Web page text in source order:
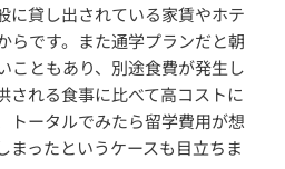
に貸し出されている家賃やホテ
らです。また通学プランだと朝
こともあり、別途食費が発生し
される食事に比べて高コストに
トータルでみたら留学費用が想
まったというケースも目立ちま